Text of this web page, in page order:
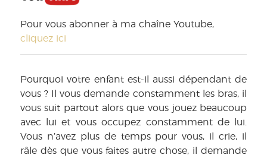
Pour vous abonner à ma chaîne Youtube,
cliquez ici
Pourquoi votre enfant est-il aussi dépendant de
vous ? Il vous demande constamment les bras, il
vous suit partout alors que vous jouez beaucoup
avec lui et vous occupez constamment de lui.
Vous n’avez plus de temps pour vous, il crie, il
râle dès que vous faites autre chose, il demande